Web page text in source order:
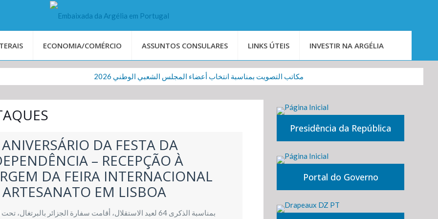
ECONOMIA/COMÉRCIO ASSUNTOS CONSULARES LINKS ÚTEIS INVESTIR NA ARGÉLIA
مكاتب التصويت بمناسبة انتخاب أعضاء المجلس الشعبي الوطني 2026
DA FESTA DA
– RECEPÇÃO À
DA FEIRA INTERNACIONAL
EM LISBOA
بمناسبة الذكرى 64 لعيد الاستقلال، أقامت سفارة الجزائر
Presidência da República
Portal do Governo